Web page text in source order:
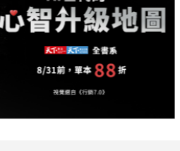
讓他理解愛與孤獨的痛苦，也正視
即使世界荒謬，依然可以選擇自由
他意識到長大後失去的純真